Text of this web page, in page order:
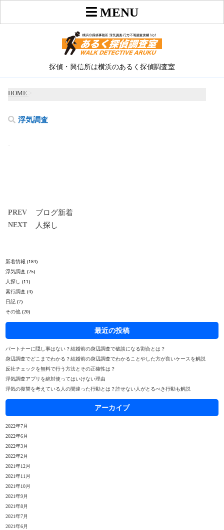
探偵・興信所は横浜のあるく探偵調査室
HOME
浮気調査
-
PREV ブログ新着
NEXT 人探し
新着情報 (184)
浮気調査 (25)
人探し
(11)
素行調査 (4)
日記 (7)
その他 (20)
最近の投稿
パートナーに隠し事はない？結婚前の身辺調査で破談になる割合とは？
身辺調査でどこまでわかる？結婚前の身辺調査でわかることやした方が良いケースを解説
反社チェックを無料で行う方法とその正確性は？
浮気調査アプリを絶対使ってはいけない理由
浮気の復讐を考えている人の間違った行動とは？許せない人がとるべき行動も解説
アーカイブ
2022年7月
2022年6月
2022年3月
2022年2月
2021年12月
2021年11月
2021年10月
2021年9月
2021年8月
2021年7月
2021年6月